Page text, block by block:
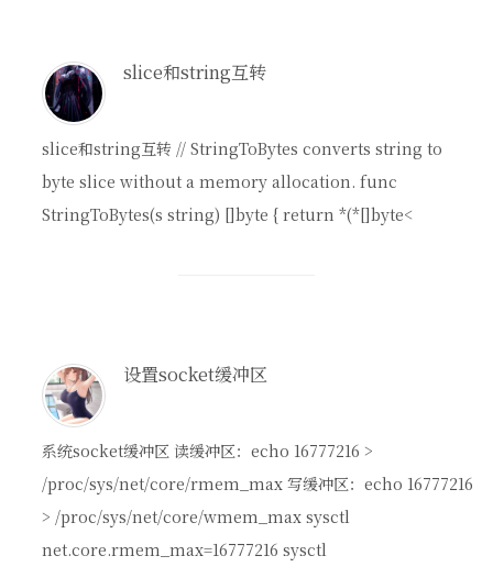
slice和string互转
slice和string互转 // StringToBytes converts string to
byte slice without a memory allocation. func
StringToBytes(s string) []byte { return *(*[]byte<
设置socket缓冲区
系统socket缓冲区 读缓冲区：echo 16777216 >
/proc/sys/net/core/rmem_max 写缓冲区：echo 16777216
> /proc/sys/net/core/wmem_max sysctl
net.core.rmem_max=16777216 sysctl